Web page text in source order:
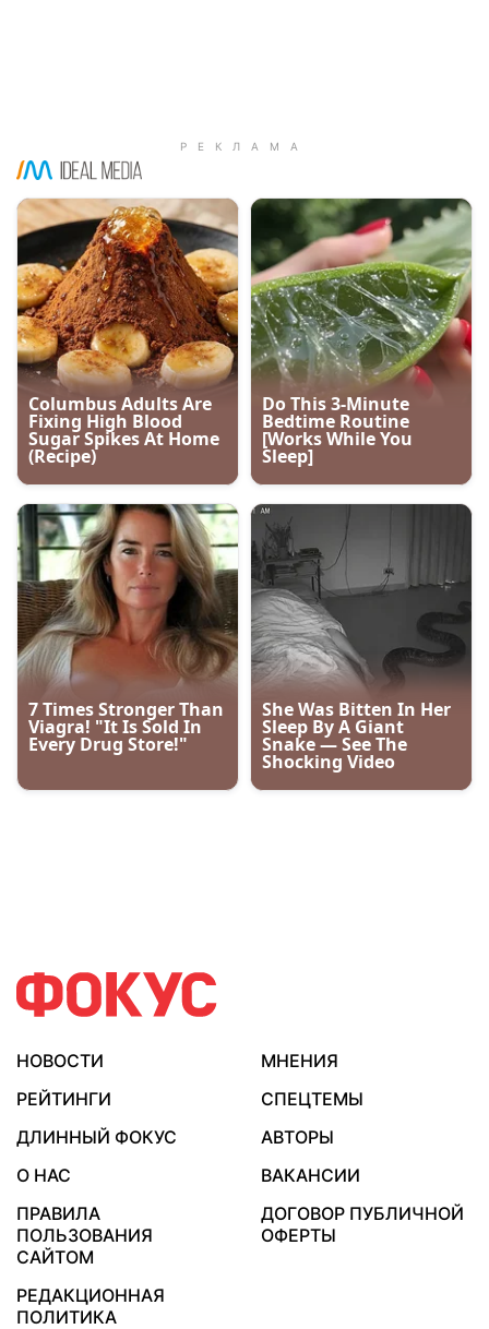
НОВОСТИ
МНЕНИЯ
РЕЙТИНГИ
СПЕЦТЕМЫ
ДЛИННЫЙ ФОКУС
АВТОРЫ
О НАС
ВАКАНСИИ
ПРАВИЛА
ПОЛЬЗОВАНИЯ
САЙТОМ
ДОГОВОР ПУБЛИЧНОЙ
ОФЕРТЫ
РЕДАКЦИОННАЯ
ПОЛИТИКА